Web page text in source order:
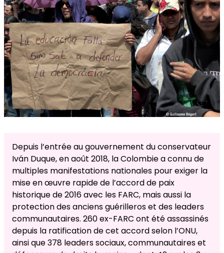
Depuis l’entrée au gouvernement du conservateur
Iván Duque, en août 2018, la Colombie a connu de
multiples manifestations nationales pour exiger la
mise en œuvre rapide de l’accord de paix
historique de 2016 avec les FARC, mais aussi la
protection des anciens guérilleros et des leaders
communautaires. 260 ex-FARC ont été assassinés
depuis la ratification de cet accord selon l’ONU,
ainsi que 378 leaders sociaux, communautaires et